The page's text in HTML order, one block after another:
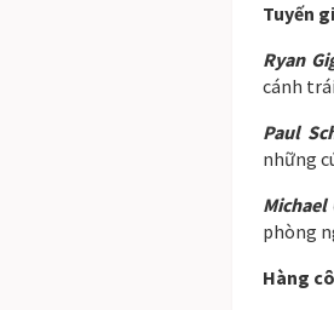
Tuyến
Ryan
cánh
Paul
những
Michael
phòng
Hàng